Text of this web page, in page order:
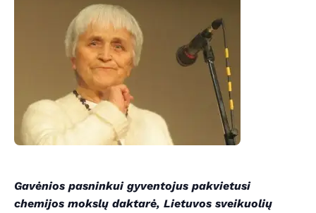
Gavėnios pasninkui gyventojus pakvietusi
chemijos mokslų daktarė, Lietuvos sveikuolių